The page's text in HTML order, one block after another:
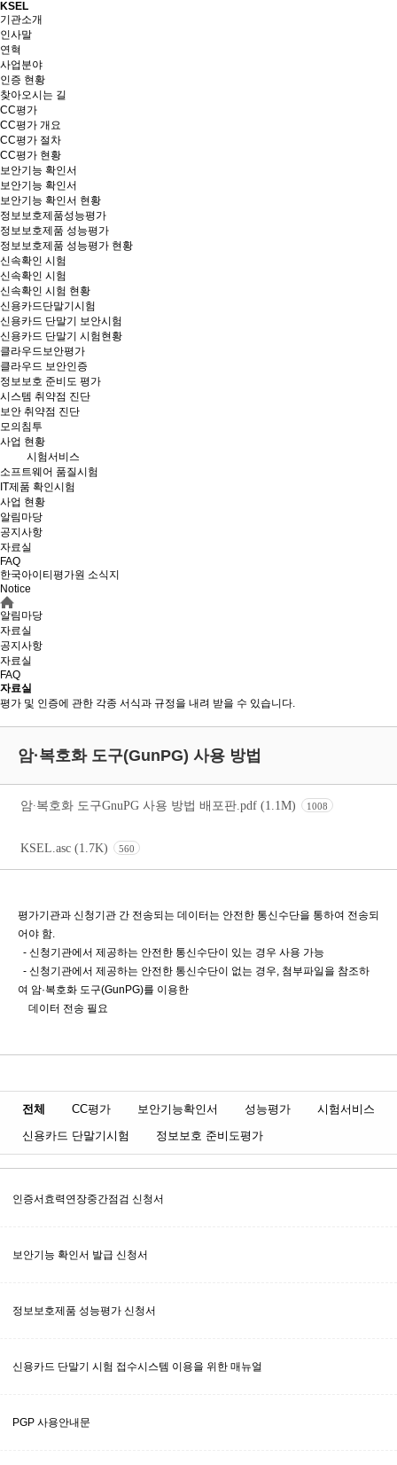
KSEL
기관소개
인사말
연혁
사업분야
인증 현황
찾아오시는 길
CC평가
CC평가 개요
CC평가 절차
CC평가 현황
보안기능 확인서
보안기능 확인서
보안기능 확인서 현황
정보보호제품성능평가
정보보호제품 성능평가
정보보호제품 성능평가 현황
신속확인 시험
신속확인 시험
신속확인 시험 현황
신용카드단말기시험
신용카드 단말기 보안시험
신용카드 단말기 시험현황
클라우드보안평가
클라우드 보안인증
정보보호 준비도 평가
시스템 취약점 진단
보안 취약점 진단
모의침투
사업 현황
시험서비스
소프트웨어 품질시험
IT제품 확인시험
사업 현황
알림마당
공지사항
자료실
FAQ
한국아이티평가원 소식지
Notice
알림마당
자료실
공지사항
자료실
FAQ
자료실
평가 및 인증에 관한 각종 서식과 규정을 내려 받을 수 있습니다.
암·복호화 도구(GunPG) 사용 방법
암∙복호화 도구GnuPG 사용 방법 배포판.pdf (1.1M) 1008
KSEL.asc (1.7K) 560
평가기관과 신청기관 간 전송되는 데이터는 안전한 통신수단을 통하여 전송되
어야 함.
- 신청기관에서 제공하는 안전한 통신수단이 있는 경우 사용 가능
- 신청기관에서 제공하는 안전한 통신수단이 없는 경우, 첨부파일을 참조하
여 암·복호화 도구(GunPG)를 이용한
데이터 전송 필요
전체 CC평가 보안기능확인서 성능평가
시험서비스
신용카드 단말기시험
정보보호 준비도평가
인증서효력연장중간점검 신청서
보안기능 확인서 발급 신청서
정보보호제품 성능평가 신청서
신용카드 단말기 시험 접수시스템 이용을 위한 매뉴얼
PGP 사용안내문